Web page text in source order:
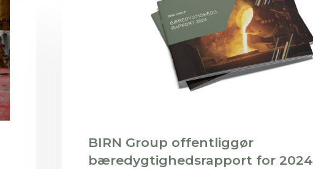
BIRN Group offentliggør
bæredygtighedsrapport for 2024